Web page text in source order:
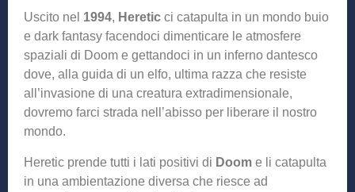
Uscito nel 1994, Heretic ci catapulta in un mondo buio
e dark fantasy facendoci dimenticare le atmosfere
spaziali di Doom e gettandoci in un inferno dantesco
dove, alla guida di un elfo, ultima razza che resiste
all’invasione di una creatura extradimensionale,
dovremo farci strada nell’abisso per liberare il nostro
mondo.
Heretic prende tutti i lati positivi di Doom e li catapulta
in una ambientazione diversa che riesce ad